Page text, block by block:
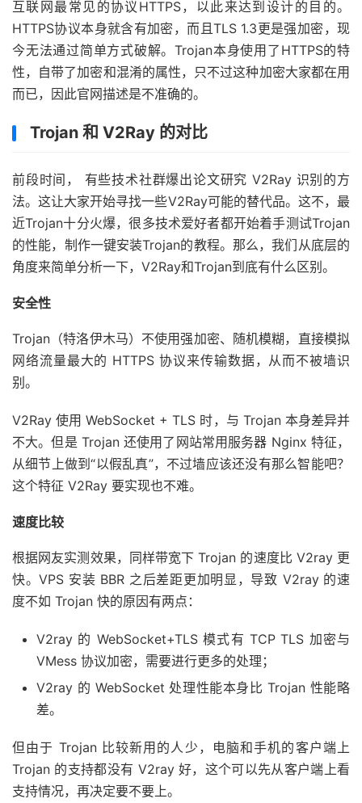
互联网最常见的协议HTTPS，以此来达到设计的目的。
HTTPS协议本身就含有加密，而且TLS 1.3更是强加密，现
今无法通过简单方式破解。Trojan本身使用了HTTPS的特
性，自带了加密和混淆的属性，只不过这种加密大家都在用
而已，因此官网描述是不准确的。
Trojan 和 V2Ray 的对比
前段时间， 有些技术社群爆出论文研究 V2Ray 识别的方
法。这让大家开始寻找一些V2Ray可能的替代品。这不，最
近Trojan十分火爆，很多技术爱好者都开始着手测试Trojan
的性能，制作一键安装Trojan的教程。那么，我们从底层的
角度来简单分析一下，V2Ray和Trojan到底有什么区别。
安全性
Trojan（特洛伊木马）不使用强加密、随机模糊，直接模拟
网络流量最大的 HTTPS 协议来传输数据，从而不被墙识
别。
V2Ray 使用 WebSocket + TLS 时，与 Trojan 本身差异并
不大。但是 Trojan 还使用了网站常用服务器 Nginx 特征，
从细节上做到“以假乱真”，不过墙应该还没有那么智能吧？
这个特征 V2Ray 要实现也不难。
速度比较
根据网友实测效果，同样带宽下 Trojan 的速度比 V2ray 更
快。VPS 安装 BBR 之后差距更加明显，导致 V2ray 的速
度不如 Trojan 快的原因有两点：
V2ray 的 WebSocket+TLS 模式有 TCP TLS 加密与
VMess 协议加密，需要进行更多的处理；
V2ray 的 WebSocket 处理性能本身比 Trojan 性能略
差。
但由于 Trojan 比较新用的人少，电脑和手机的客户端上
Trojan 的支持都没有 V2ray 好，这个可以先从客户端上看
支持情况，再决定要不要上。